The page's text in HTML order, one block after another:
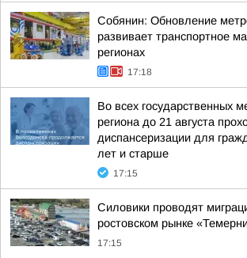
Собянин: Обновление
развивает транспортное
регионах
17:18
Во всех государственных
региона до 21 августа
диспансеризации для
лет и старше
17:15
Силовики проводят
ростовском рынке
17:15